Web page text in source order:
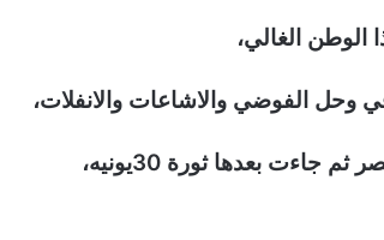
الغالي،
وحل الفوضي والاشاعات والانفلات،
بعدها ثورة 30يونيه،